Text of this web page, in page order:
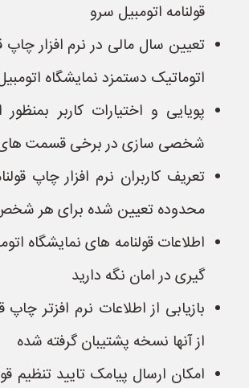
قولنامه اتومبیل سرو
تعیین سال مالی در نرم افزار چاپ
اتوماتیک دستمزد نمایشگاه
پویایی و اختیارات کاربر
شخصی سازی در برخی قسمت های
تعریف کاربران نرم افزار چاپ
محدوده تعیین شده برای هر
اطلاعات قولنامه های نمایشگاه
گیری در امان نگه دارید
بازیابی از اطلاعات نرم افزتر
از آنها نسخه پشتیبان گرفته شده
امکان ارسال پیامک تایید تنظیم